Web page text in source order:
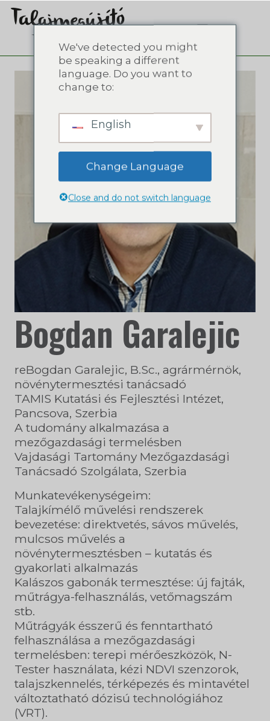
Bogdan Garalejic
reBogdan Garalejic, B.Sc., agrármérnök,
növénytermesztési tanácsadó
TAMIS Kutatási és Fejlesztési Intézet,
Pancsova, Szerbia
A tudomány alkalmazása a
mezőgazdasági termelésben
Vajdasági Tartomány Mezőgazdasági
Tanácsadó Szolgálata, Szerbia
Munkatevékenységeim:
Talajkímélő művelési rendszerek
bevezetése: direktvetés, sávos művelés,
mulcsos művelés a
növénytermesztésben – kutatás és
gyakorlati alkalmazás
Kalászos gabonák termesztése: új fajták,
műtrágya-felhasználás, vetőmagszám
stb.
Műtrágyák ésszerű és fenntartható
felhasználása a mezőgazdasági
termelésben: terepi mérőeszközök, N-
Tester használata, kézi NDVI szenzorok,
talajszkennelés, térképezés és mintavétel
változtatható dózisú technológiához
(VRT).
We've detected you might
be speaking a different
language. Do you want to
change to:
English
Change Language
Close and do not switch language